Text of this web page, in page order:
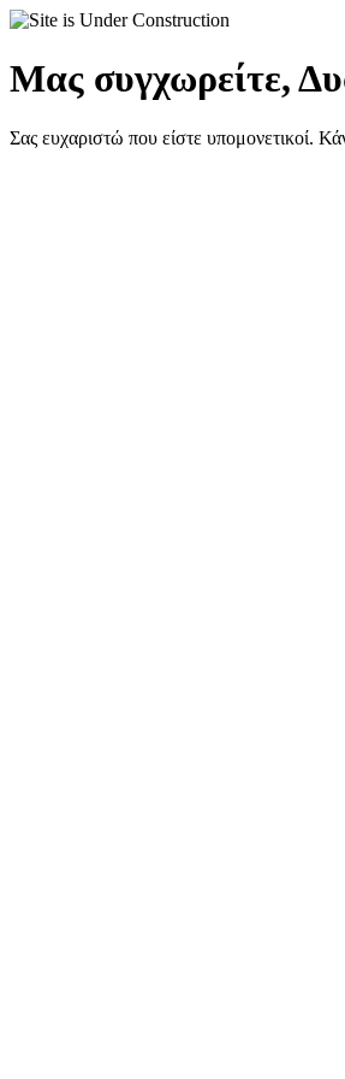
Μας συγχωρείτε,
Σας ευχαριστώ που είστε υπομονετικοί.